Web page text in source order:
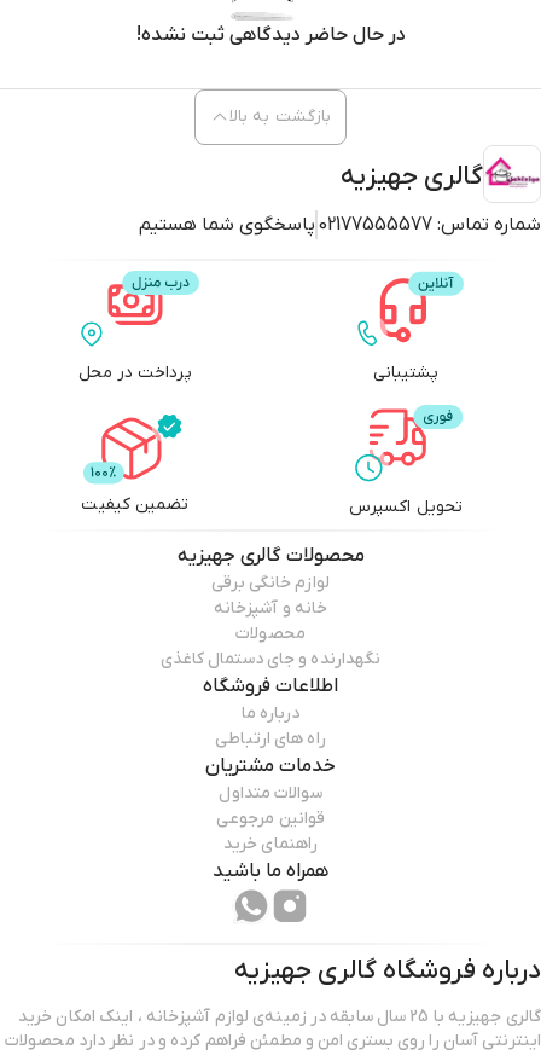
در حال حاضر دیدگاهی ثبت نشده!
گالری جهیزیه
شماره تماس: 02177555577 پاسخگوی شما هستیم
بازگشت به بالا
پشتیبانی پرداخت در محل
تحویل اکسپرس تضمین کیفیت
محصولاتگالری جهیزیه
لوازم خانگی برقی
خانه و آشپزخانه
محصولات
نگهدارنده و جای دستمال کاغذی
اطلاعات فروشگاه
درباره ما
راه های ارتباطی
خدمات مشتریان
سوالات متداول
قوانین مرجوعی
راهنمای خرید
همراه ما باشید
درباره فروشگاه گالری جهیزیه
گالری جهیزیه با 25 سال سابقه در زمینه‌ی لوازم آشپزخانه ، اینک امکان خرید
اینترنتی آسان را روی بستری امن و مطمئن فراهم کرده و در نظر دارد محصولات